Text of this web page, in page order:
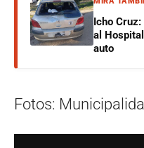
Icho
al
auto
Fotos: